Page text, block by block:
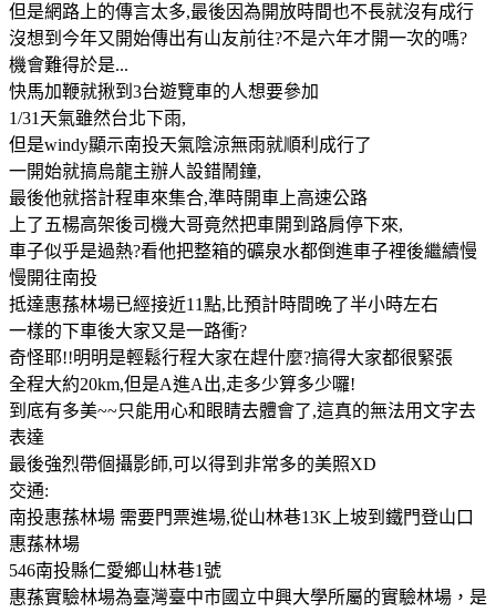
但是網路上的傳言太多,最後因為開放時間也不長就沒有成行
沒想到今年又開始傳出有山友前往?不是六年才開一次的嗎?
機會難得於是...
快馬加鞭就揪到3台遊覽車的人想要參加
1/31天氣雖然台北下雨,
但是windy顯示南投天氣陰涼無雨就順利成行了
一開始就搞烏龍主辦人設錯鬧鐘,
最後他就搭計程車來集合,準時開車上高速公路
上了五楊高架後司機大哥竟然把車開到路肩停下來,
車子似乎是過熱?看他把整箱的礦泉水都倒進車子裡後繼續慢
慢開往南投
抵達惠蓀林場已經接近11點,比預計時間晚了半小時左右
一樣的下車後大家又是一路衝?
奇怪耶!!明明是輕鬆行程大家在趕什麼?搞得大家都很緊張
全程大約20km,但是A進A出,走多少算多少囉!
到底有多美~~只能用心和眼睛去體會了,這真的無法用文字去
表達
最後強烈帶個攝影師,可以得到非常多的美照XD
交通:
南投惠蓀林場 需要門票進場,從山林巷13K上坡到鐵門登山口
惠蓀林場
546南投縣仁愛鄉山林巷1號
惠蓀實驗林場為臺灣臺中市國立中興大學所屬的實驗林場，是